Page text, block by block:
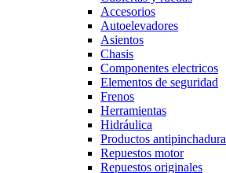
Accesorios
Autoelevadores
Asientos
Chasis
Componentes electricos
Elementos de seguridad
Frenos
Herramientas
Hidráulica
Productos antipinchadura
Repuestos motor
Repuestos originales